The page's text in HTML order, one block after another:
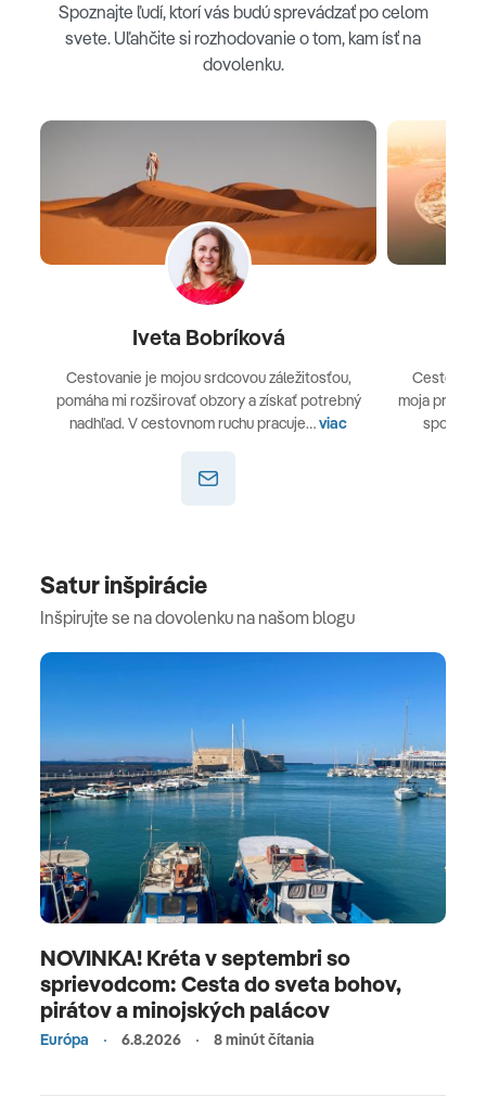
Spoznajte ľudí, ktorí vás budú sprevádzať po celom
svete. Uľahčite si rozhodovanie o tom, kam ísť na
dovolenku.
Iveta Bobríková
Cestovanie je mojou srdcovou záležitosťou,
pomáha mi rozširovať obzory a získať potrebný
nadhľad. V cestovnom ruchu pracuje…viac
moja práca v
Satur inšpirácie
Inšpirujte se na dovolenku na našom blogu
NOVINKA! Kréta v septembri so
sprievodcom: Cesta do sveta bohov,
pirátov a minojských palácov
Európa 6.8.2026 8 minút čítania